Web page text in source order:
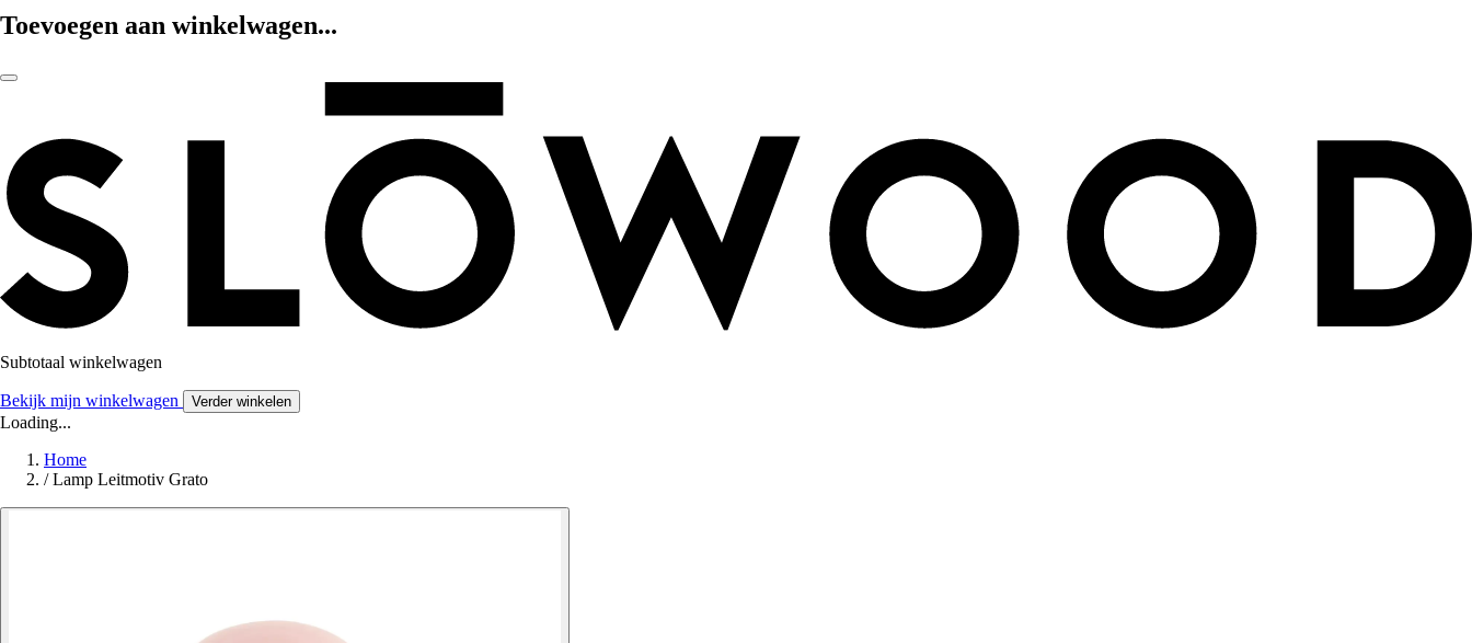
Toevoegen aan winkelwagen...
Subtotaal winkelwagen
Bekijk mijn winkelwagen Verder winkelen
Loading...
Home
/ Lamp Leitmotiv Grato